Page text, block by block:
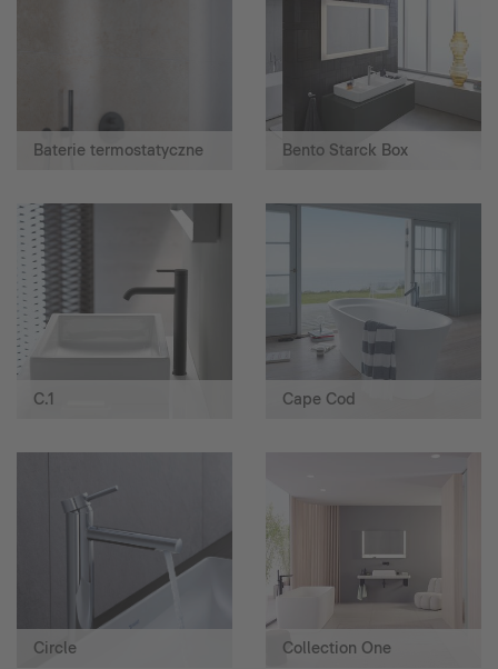
Baterie termostatyczne Bento Starck Box
C.1 Cape Cod
Circle Collection One